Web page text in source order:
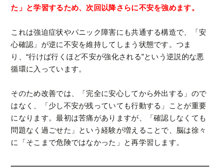
た」と学習するため、次回以降さらに不安を強めます。
これは強迫症状やパニック障害にも共通する構造で、「安
心確認」が逆に不安を維持してしまう状態です。つま
り、“行けば行くほど不安が強化される”という逆説的な悪
循環に入っています。
そのため改善では、「完全に安心してから外出する」ので
はなく、「少し不安が残っていても行動する」ことが重要
になります。最初は苦痛がありますが、「確認しなくても
問題なく過ごせた」という経験が増えることで、脳は徐々
に「そこまで危険ではなかった」と再学習します。